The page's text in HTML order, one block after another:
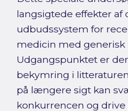
langsigtede effekter af
udbudssystem for
medicin med generisk
Udgangspunktet er
bekymring i
på længere sigt kan
konkurrencen og drive